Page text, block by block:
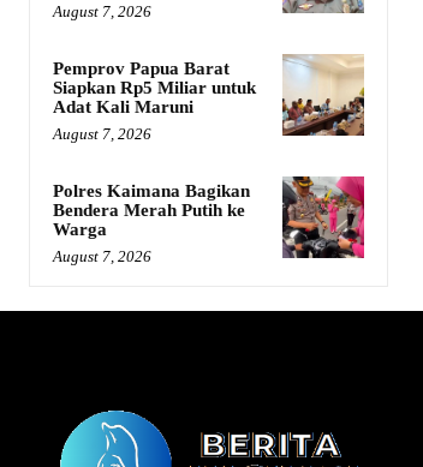
August 7, 2026
Pemprov Papua Barat
Siapkan Rp5 Miliar untuk
Adat Kali Maruni
August 7, 2026
Polres Kaimana Bagikan
Bendera Merah Putih ke
Warga
August 7, 2026